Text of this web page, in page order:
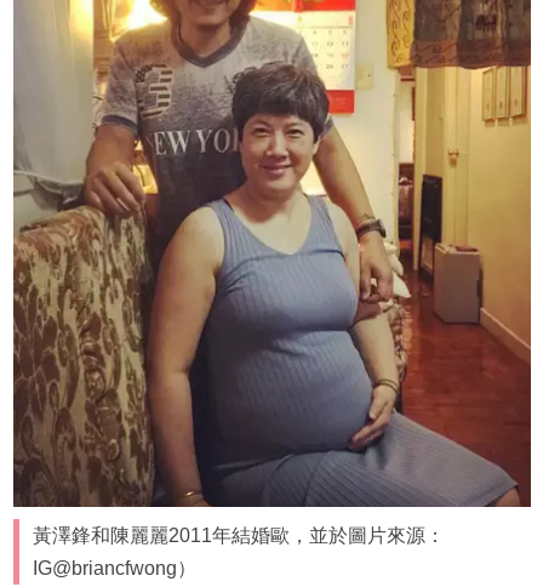
黃澤鋒和陳麗麗2011年結婚歐，並於圖片來源：
IG@briancfwong）